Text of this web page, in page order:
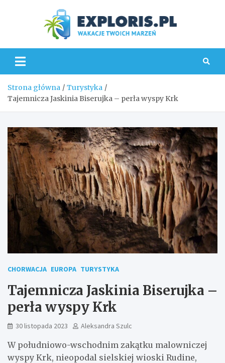
Strona główna
Turystyka
Tajemnicza Jaskinia Biserujka – perła wyspy Krk
CHORWACJA EUROPA TURYSTYKA
Tajemnicza Jaskinia Biserujka –
perła wyspy Krk
30 listopada 2023 Aleksandra Szulc
W południowo-wschodnim zakątku malowniczej
wyspy Krk, nieopodal sielskiej wioski Rudine,